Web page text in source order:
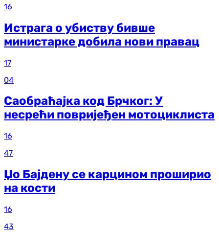
16
Истрага о убиству бивше
министарке добила нови правац
17
04
Саобраћајка код Брчког: У
несрећи повријеђен мотоциклиста
16
47
Џо Бајдену се карцином проширио
на кости
16
43